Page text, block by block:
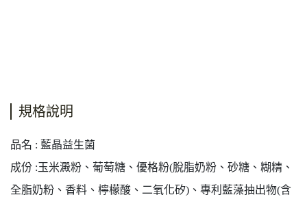
規格說明
品名 : 藍晶益生菌
成份 :玉米澱粉、葡萄糖、優格粉(脫脂奶粉、砂糖、糊精、
全脂奶粉、香料、檸檬酸、二氧化矽)、專利藍藻抽出物(含